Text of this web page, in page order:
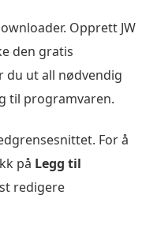
Opprett JW
den gratis
du ut all nødvendig
til programvaren.
For å
på Legg til
redigere